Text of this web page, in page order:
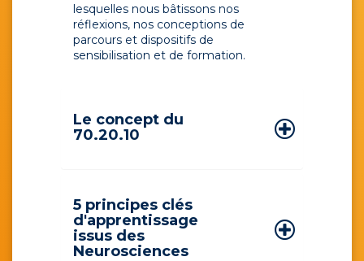
lesquelles nous bâtissons nos
réflexions, nos conceptions de
parcours et dispositifs de
sensibilisation et de formation.
Le concept du
70.20.10
5 principes clés
d'apprentissage
issus des
Neurosciences